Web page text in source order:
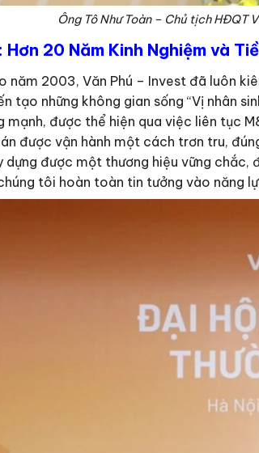
Ông Tô Như Toàn – Chủ tịch HĐQT
20 Năm Kinh Nghiệm và
năm 2003, Văn Phú – Invest đã luôn
tạo những không gian sống “Vị nhân
mạnh, được thể hiện qua việc liên tục
được vận hành một cách trơn tru,
dựng được một thương hiệu vững
tôi hoàn toàn tin tưởng vào năng